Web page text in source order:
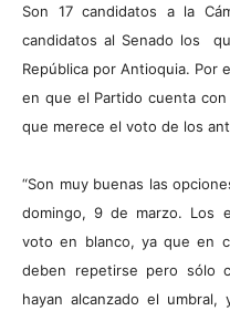
Son 17 candidatos a la
candidatos al Senado los
República por Antioquia. Por
en que el Partido cuenta
que merece el voto de los
“Son muy buenas las
domingo, 9 de marzo. Los
voto en blanco, ya que en
deben repetirse pero sólo
hayan alcanzado el